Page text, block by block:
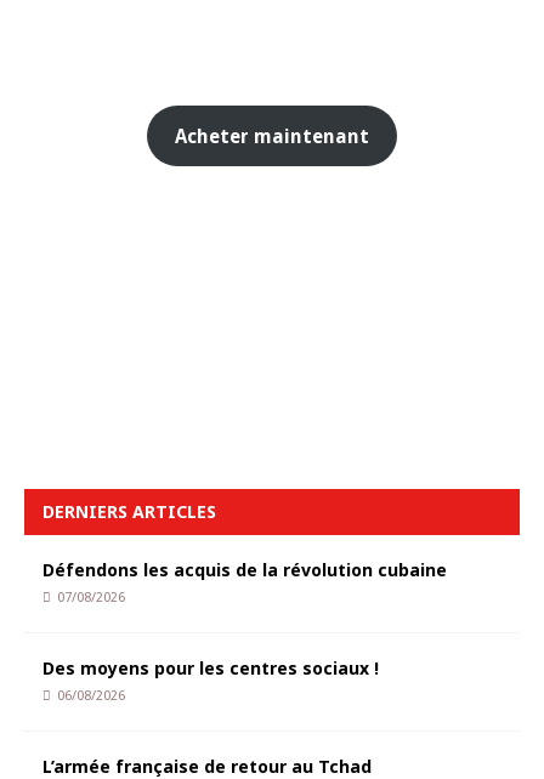
Acheter maintenant
DERNIERS ARTICLES
Défendons les acquis de la révolution cubaine
07/08/2026
Des moyens pour les centres sociaux !
06/08/2026
L’armée française de retour au Tchad